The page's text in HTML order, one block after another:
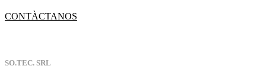
CONTÀCTANOS
SO.TEC. SRL